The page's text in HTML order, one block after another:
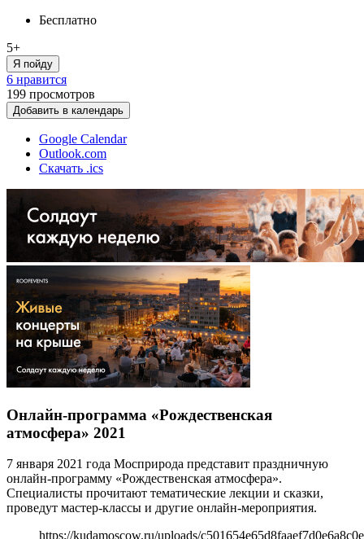
Бесплатно
5+
Я пойду
6 нравится
199 просмотров
Добавить в календарь
Google Calendar
Outlook.com
Скачать .ics
Онлайн-программа «Рождественская
атмосфера» 2021
7 января 2021 года Мосприрода представит праздничную
онлайн-программу «Рождественская атмосфера».
Специалисты прочитают тематические лекции и сказки,
проведут мастер-классы и другие онлайн-мероприятия.
https://kudamoscow.ru/uploads/